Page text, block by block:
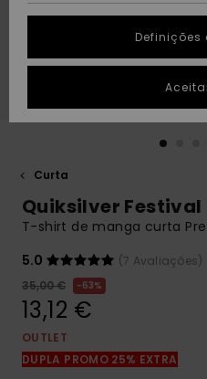
Guia de
obteres a
resposta
rápida à
conversa
respostas
para as
contacto.
PRESENTE
DESEJO
Curta
Quiksilver Festival
T-shirt de manga curta
5.0
(7 Avaliações)
35,00 €
63%
13,12 €
OUTLET
DUPLA PROMO 25% EXTRA
Definições